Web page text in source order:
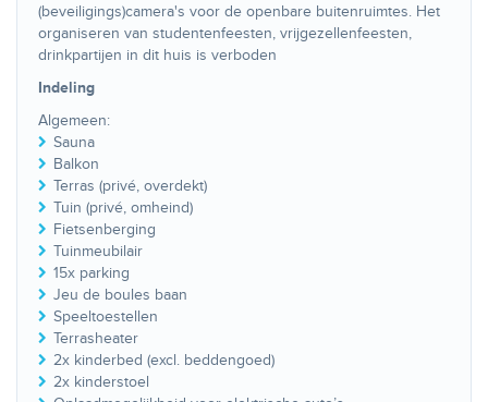
(beveiligings)camera's voor de openbare buitenruimtes. Het
organiseren van studentenfeesten, vrijgezellenfeesten,
drinkpartijen in dit huis is verboden
Indeling
Algemeen:
Sauna
Balkon
Terras (privé, overdekt)
Tuin (privé, omheind)
Fietsenberging
Tuinmeubilair
15x parking
Jeu de boules baan
Speeltoestellen
Terrasheater
2x kinderbed (excl. beddengoed)
2x kinderstoel